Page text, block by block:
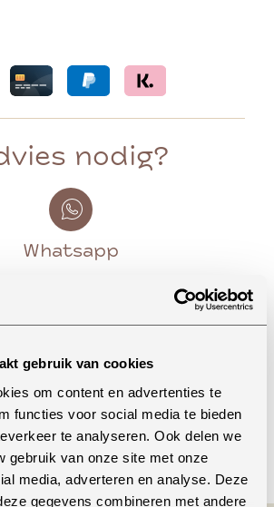
gebruik van cookies
om content en advertenties te
functies voor social media te bieden
te analyseren. Ook delen we
gebruik van onze site met onze
media, adverteren en analyse. Deze
gegevens combineren met andere
nodig?
Whatsapp
Bekijk openingstijden
Bellen